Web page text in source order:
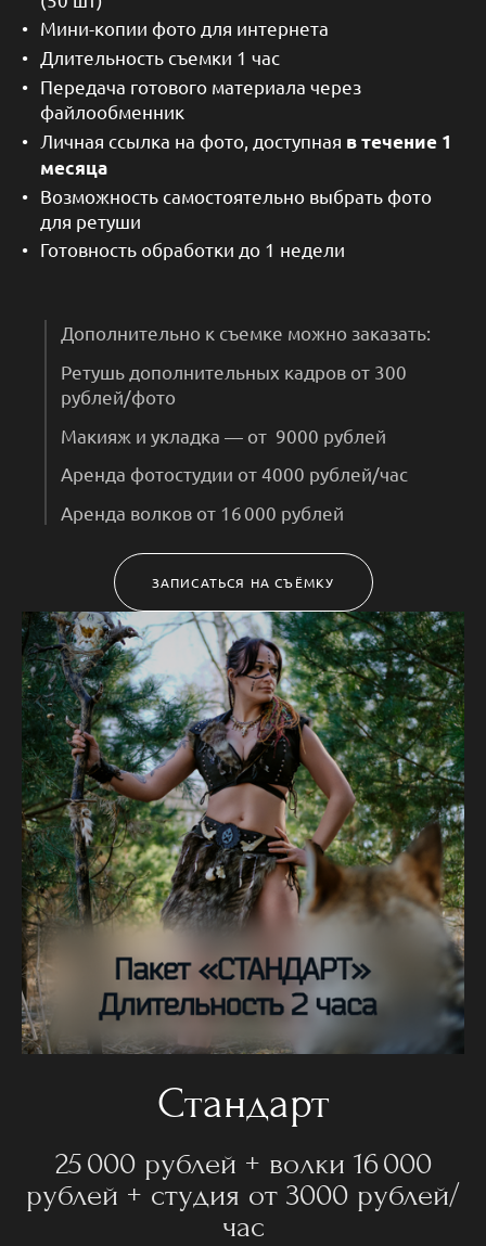
Мини-копии фото для интернета
Длительность съемки 1 час
Передача готового материала через
файлообменник
Личная ссылка на фото, доступная в течение 1
месяца
Возможность самостоятельно выбрать фото
для ретуши
Готовность обработки до 1 недели
Дополнительно к съемке можно заказать:
Ретушь дополнительных кадров от 300
рублей/фото
Макияж и укладка — от 9000 рублей
Аренда фотостудии от 4000 рублей/час
Аренда волков от 16 000 рублей
ЗАПИСАТЬСЯ НА СЪЁМКУ
Стандарт
25 000 рублей + волки 16 000
рублей + студия от 3000 рублей/
час